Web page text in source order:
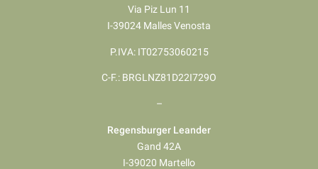
Via Piz Lun 11
I-39024 Malles Venosta
P.IVA: IT02753060215
C-F.: BRGLNZ81D22I729O
–
Regensburger Leander
Gand 42A
I-39020 Martello